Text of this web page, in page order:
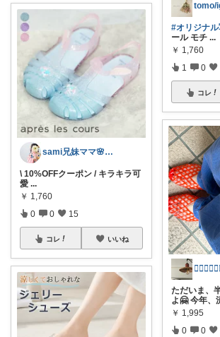
sami兄妹ママ🌸こどもとママのもの
\ 10%OFFクーポン / キラキラ可
愛 ...
￥ 1,760
0 0 15
コレ いいね
#オリジナ
ール モチ ...
￥ 1,760
1 0
コレ
オ⃞カ⃞
ただいま、
よ🤗 今年、
￥ 1,995
0 0